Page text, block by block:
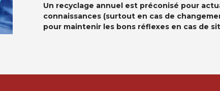
Un recyclage annuel est préconisé pour
connaissances (surtout en cas de
pour maintenir les bons réflexes en cas de